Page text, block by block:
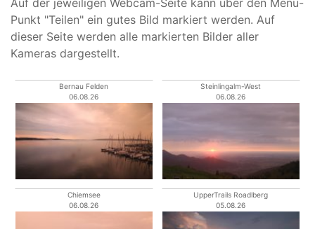
Auf der jeweiligen Webcam-Seite kann über den Menü-
Punkt "Teilen" ein gutes Bild markiert werden. Auf
dieser Seite werden alle markierten Bilder aller
Kameras dargestellt.
Bernau Felden
06.08.26
Steinlingalm-West
06.08.26
Chiemsee
06.08.26
UpperTrails Roadlberg
05.08.26